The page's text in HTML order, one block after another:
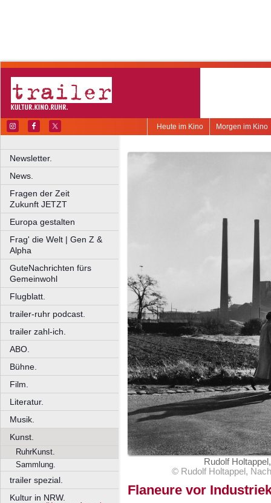
Morgen im Kino
Heute im Kino
Newsletter.
News.
Fragen der Zeit
Zukunft JETZT
Europa gestalten
Frag' die Welt | Gen Z &
Alpha
GuteNachrichten fürs
Gemeinwohl
Flugblatt.
trailer-ruhr podcast.
trailer zahl-ich.
ABO.
Bühne.
Film.
Literatur.
Musik.
Kunst.
RuhrKunst.
Sammlung.
trailer spezial.
Kultur in NRW.
Rudolf
© Rudolf Holtappel,
Flaneure vor